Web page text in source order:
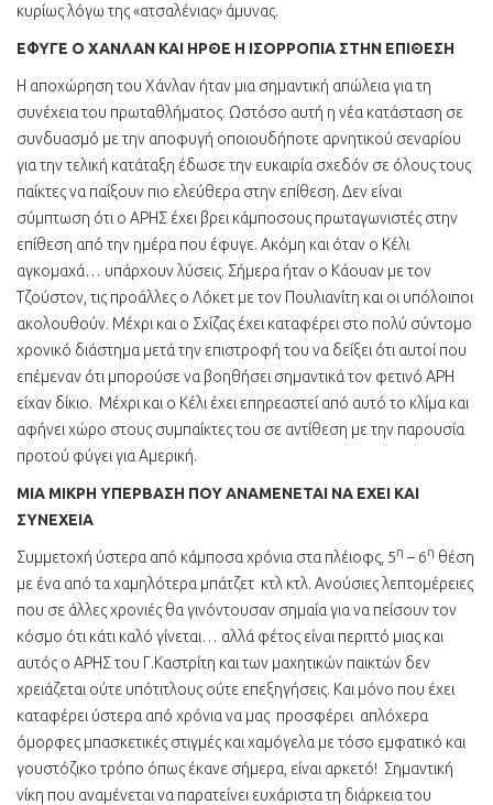
κυρίως λόγω της «ατσαλένιας» άμυνας.
ΕΦΥΓΕ Ο ΧΑΝΛΑΝ ΚΑΙ ΗΡΘΕ Η ΙΣΟΡΡΟΠΙΑ ΣΤΗΝ ΕΠΙΘΕΣΗ
Η αποχώρηση του Χάνλαν ήταν μια σημαντική απώλεια για τη
συνέχεια του πρωταθλήματος. Ωστόσο αυτή η νέα κατάσταση σε
συνδυασμό με την αποφυγή οποιουδήποτε αρνητικού σεναρίου
για την τελική κατάταξη έδωσε την ευκαιρία σχεδόν σε όλους τους
παίκτες να παίξουν πιο ελεύθερα στην επίθεση. Δεν είναι
σύμπτωση ότι ο ΑΡΗΣ έχει βρει κάμποσους πρωταγωνιστές στην
επίθεση από την ημέρα που έφυγε. Ακόμη και όταν ο Κέλι
αγκομαχά… υπάρχουν λύσεις. Σήμερα ήταν ο Κάουαν με τον
Τζούστον, τις προάλλες ο Λόκετ με τον Πουλιανίτη και οι υπόλοιποι
ακολουθούν. Μέχρι και ο Σχίζας έχει καταφέρει στο πολύ σύντομο
χρονικό διάστημα μετά την επιστροφή του να δείξει ότι αυτοί που
επέμεναν ότι μπορούσε να βοηθήσει σημαντικά τον φετινό ΑΡΗ
είχαν δίκιο. Μέχρι και ο Κέλι έχει επηρεαστεί από αυτό το κλίμα και
αφήνει χώρο στους συμπαίκτες του σε αντίθεση με την παρουσία
προτού φύγει για Αμερική.
ΜΙΑ ΜΙΚΡΗ ΥΠΕΡΒΑΣΗ ΠΟΥ ΑΝΑΜΕΝΕΤΑΙ ΝΑ ΕΧΕΙ ΚΑΙ
ΣΥΝΕΧΕΙΑ
Συμμετοχή ύστερα από κάμποσα χρόνια στα πλέιοφς, 5η – 6η θέση
με ένα από τα χαμηλότερα μπάτζετ κτλ κτλ. Ανούσιες λεπτομέρειες
που σε άλλες χρονιές θα γινόντουσαν σημαία για να πείσουν τον
κόσμο ότι κάτι καλό γίνεται… αλλά φέτος είναι περιττό μιας και
αυτός ο ΑΡΗΣ του Γ.Καστρίτη και των μαχητικών παικτών δεν
χρειάζεται ούτε υπότιτλους ούτε επεξηγήσεις. Και μόνο που έχει
καταφέρει ύστερα από χρόνια να μας προσφέρει απλόχερα
όμορφες μπασκετικές στιγμές και χαμόγελα με τόσο εμφατικό και
γουστόζικο τρόπο όπως έκανε σήμερα, είναι αρκετό! Σημαντική
νίκη που αναμένεται να παρατείνει ευχάριστα τη διάρκεια του